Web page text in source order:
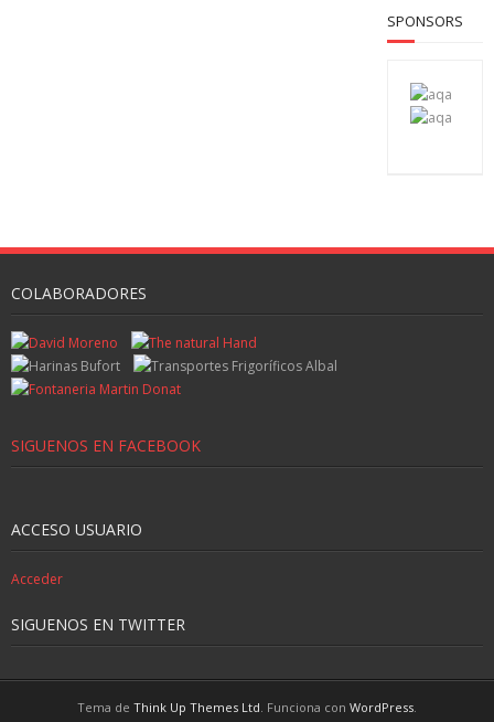
SPONSORS
COLABORADORES
SIGUENOS EN FACEBOOK
ACCESO USUARIO
Acceder
SIGUENOS EN TWITTER
Tema de Think Up Themes Ltd. Funciona con WordPress.